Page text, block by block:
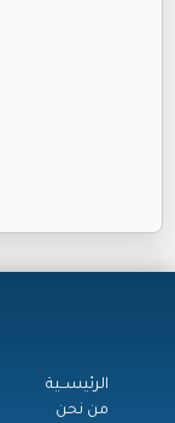
الرئيســية
من نحن